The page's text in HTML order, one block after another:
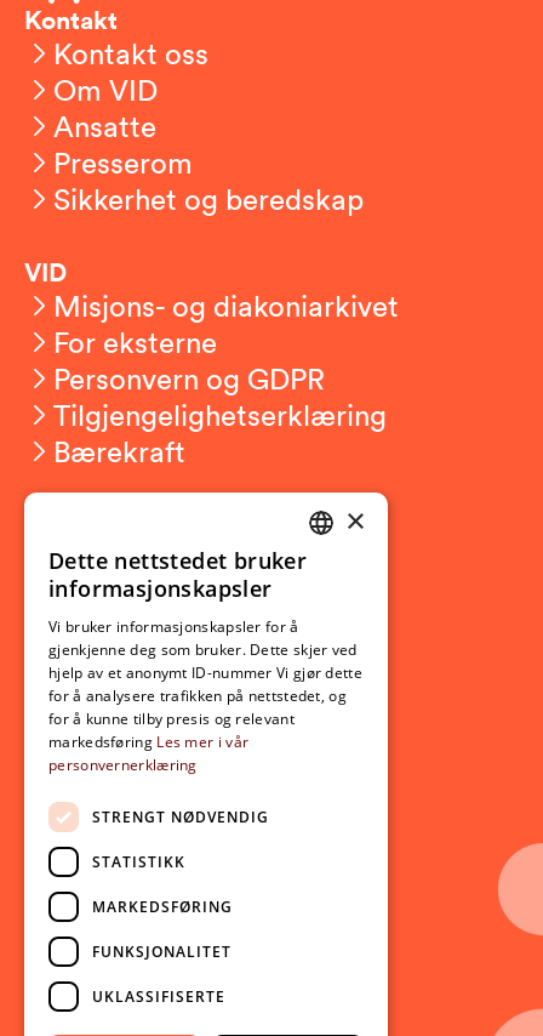
Kontakt
Kontakt oss
Om VID
Ansatte
Presserom
Sikkerhet og beredskap
VID
Misjons- og diakoniarkivet
For eksterne
Personvern og GDPR
Tilgjengelighetserklæring
Bærekraft
Ny student
Utveksling
Opptak
Lov- og regelverk
Aktuelt
Nyheter
Arrangementer
Nyhetsbrev
Ledige stillinger
Følg oss på sosiale medier:
Facebook
Instagram
Youtube
NORWEGIAN
×
Dette nettstedet bruker
informasjonskapsler
Vi bruker informasjonskapsler for å
gjenkjenne deg som bruker. Dette skjer ved
hjelp av et anonymt ID-nummer Vi gjør dette
for å analysere trafikken på nettstedet, og
for å kunne tilby presis og relevant
markedsføring Les mer i vår
personvernerklæring
STRENGT NØDVENDIG
STATISTIKK
MARKEDSFØRING
FUNKSJONALITET
UKLASSIFISERTE